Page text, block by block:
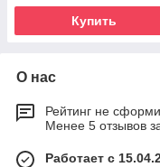
Купить
О нас
Рейтинг не
Менее 5 отзывов
Работает с